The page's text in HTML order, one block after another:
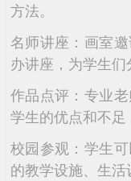
方法。
名师讲座：画室
办讲座，为学生们
作品点评：专业
学生的优点和不足
校园参观：学生
的教学设施、生活